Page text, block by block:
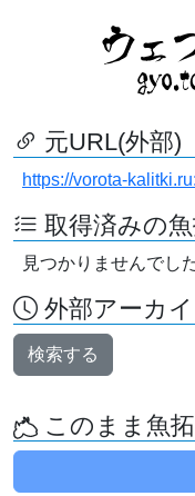
元URL(外部)
https://vorota-
取得済みの
見つかりませんでした
外部アーカ
検索する
このまま魚